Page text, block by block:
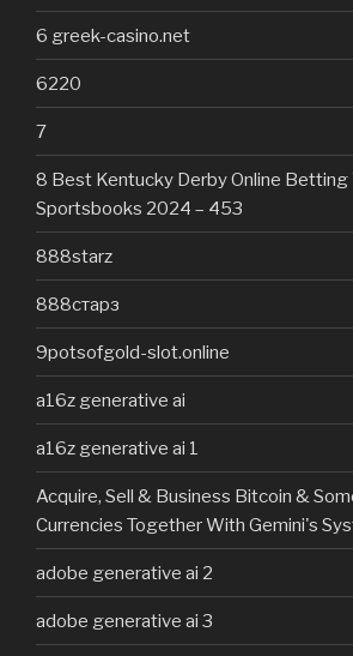
6 greek-casino.net
6220
7
8 Best Kentucky Derby Online Betting
Sportsbooks 2024 – 453
888starz
888старз
9potsofgold-slot.online
a16z generative ai
a16z generative ai 1
Acquire, Sell & Business Bitcoin &
Currencies Together With Gemini's
adobe generative ai 2
adobe generative ai 3